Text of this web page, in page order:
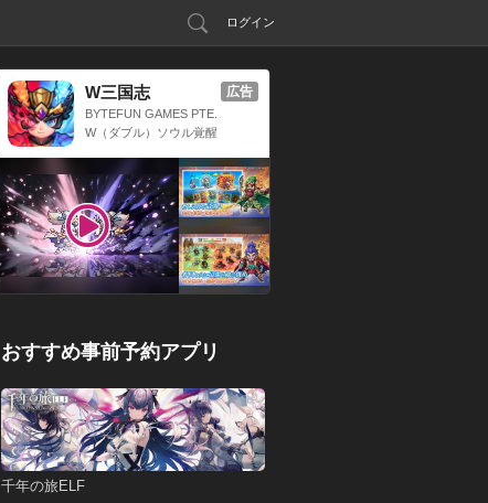
ログイン
W三国志
BYTEFUN GAMES PTE.
LTD.
W（ダブル）ソウル覚醒
広告
おすすめ事前予約アプリ
千年の旅ELF